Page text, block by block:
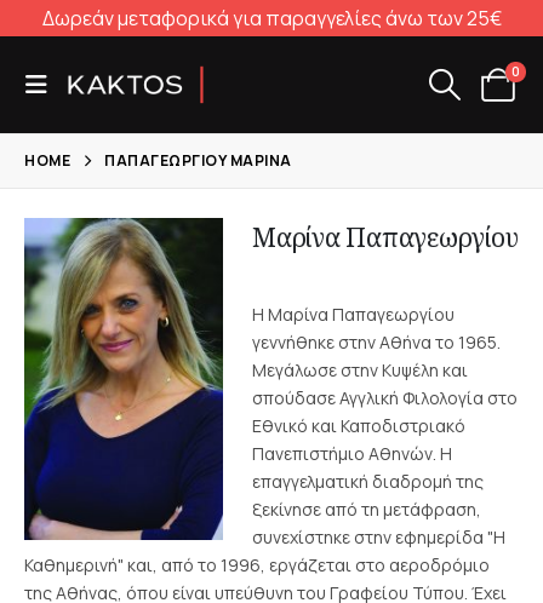
Δωρεάν μεταφορικά για παραγγελίες άνω των 25€
0
HOME ΠΑΠΑΓΕΩΡΓΊΟΥ ΜΑΡΊΝΑ
Μαρίνα Παπαγεωργίου
Η Μαρίνα Παπαγεωργίου
γεννήθηκε στην Αθήνα το 1965.
Μεγάλωσε στην Κυψέλη και
σπούδασε Αγγλική Φιλολογία στο
Εθνικό και Καποδιστριακό
Πανεπιστήμιο Αθηνών. Η
επαγγελματική διαδρομή της
ξεκίνησε από τη μετάφραση,
συνεχίστηκε στην εφημερίδα "Η
Καθημερινή" και, από το 1996, εργάζεται στο αεροδρόμιο
της Αθήνας, όπου είναι υπεύθυνη του Γραφείου Τύπου. Έχει